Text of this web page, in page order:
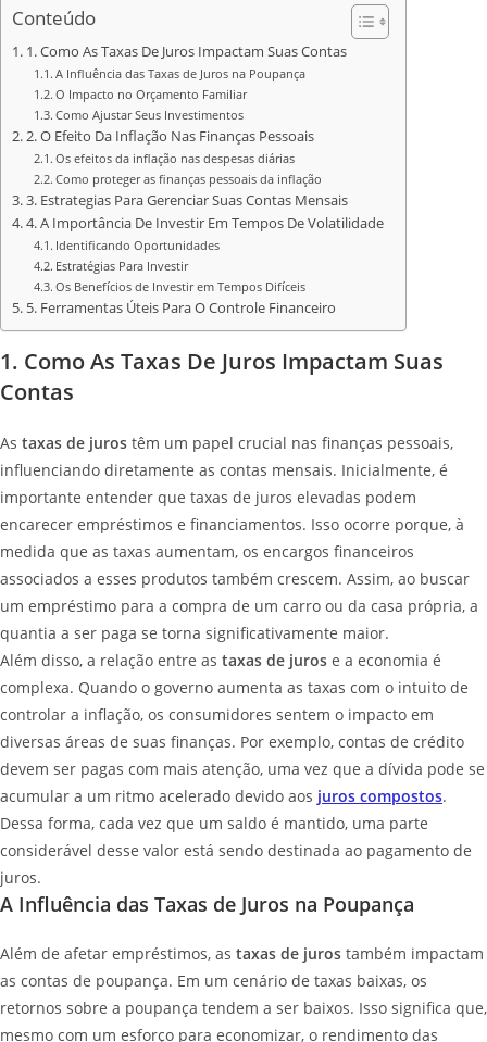
Conteúdo
1. Como As Taxas De Juros Impactam Suas Contas
A Influência das Taxas de Juros na Poupança
O Impacto no Orçamento Familiar
Como Ajustar Seus Investimentos
2. O Efeito Da Inflação Nas Finanças Pessoais
Os efeitos da inflação nas despesas diárias
Como proteger as finanças pessoais da inflação
3. Estrategias Para Gerenciar Suas Contas Mensais
4. A Importância De Investir Em Tempos De Volatilidade
Identificando Oportunidades
Estratégias Para Investir
Os Benefícios de Investir em Tempos Difíceis
5. Ferramentas Úteis Para O Controle Financeiro
1. Como As Taxas De Juros Impactam Suas
Contas
As taxas de juros têm um papel crucial nas finanças pessoais,
influenciando diretamente as contas mensais. Inicialmente, é
importante entender que taxas de juros elevadas podem
encarecer empréstimos e financiamentos. Isso ocorre porque, à
medida que as taxas aumentam, os encargos financeiros
associados a esses produtos também crescem. Assim, ao buscar
um empréstimo para a compra de um carro ou da casa própria, a
quantia a ser paga se torna significativamente maior.
Além disso, a relação entre as taxas de juros e a economia é
complexa. Quando o governo aumenta as taxas com o intuito de
controlar a inflação, os consumidores sentem o impacto em
diversas áreas de suas finanças. Por exemplo, contas de crédito
devem ser pagas com mais atenção, uma vez que a dívida pode se
acumular a um ritmo acelerado devido aos juros compostos.
Dessa forma, cada vez que um saldo é mantido, uma parte
considerável desse valor está sendo destinada ao pagamento de
juros.
A Influência das Taxas de Juros na Poupança
Além de afetar empréstimos, as taxas de juros também impactam
as contas de poupança. Em um cenário de taxas baixas, os
retornos sobre a poupança tendem a ser baixos. Isso significa que,
mesmo com um esforço para economizar, o rendimento das